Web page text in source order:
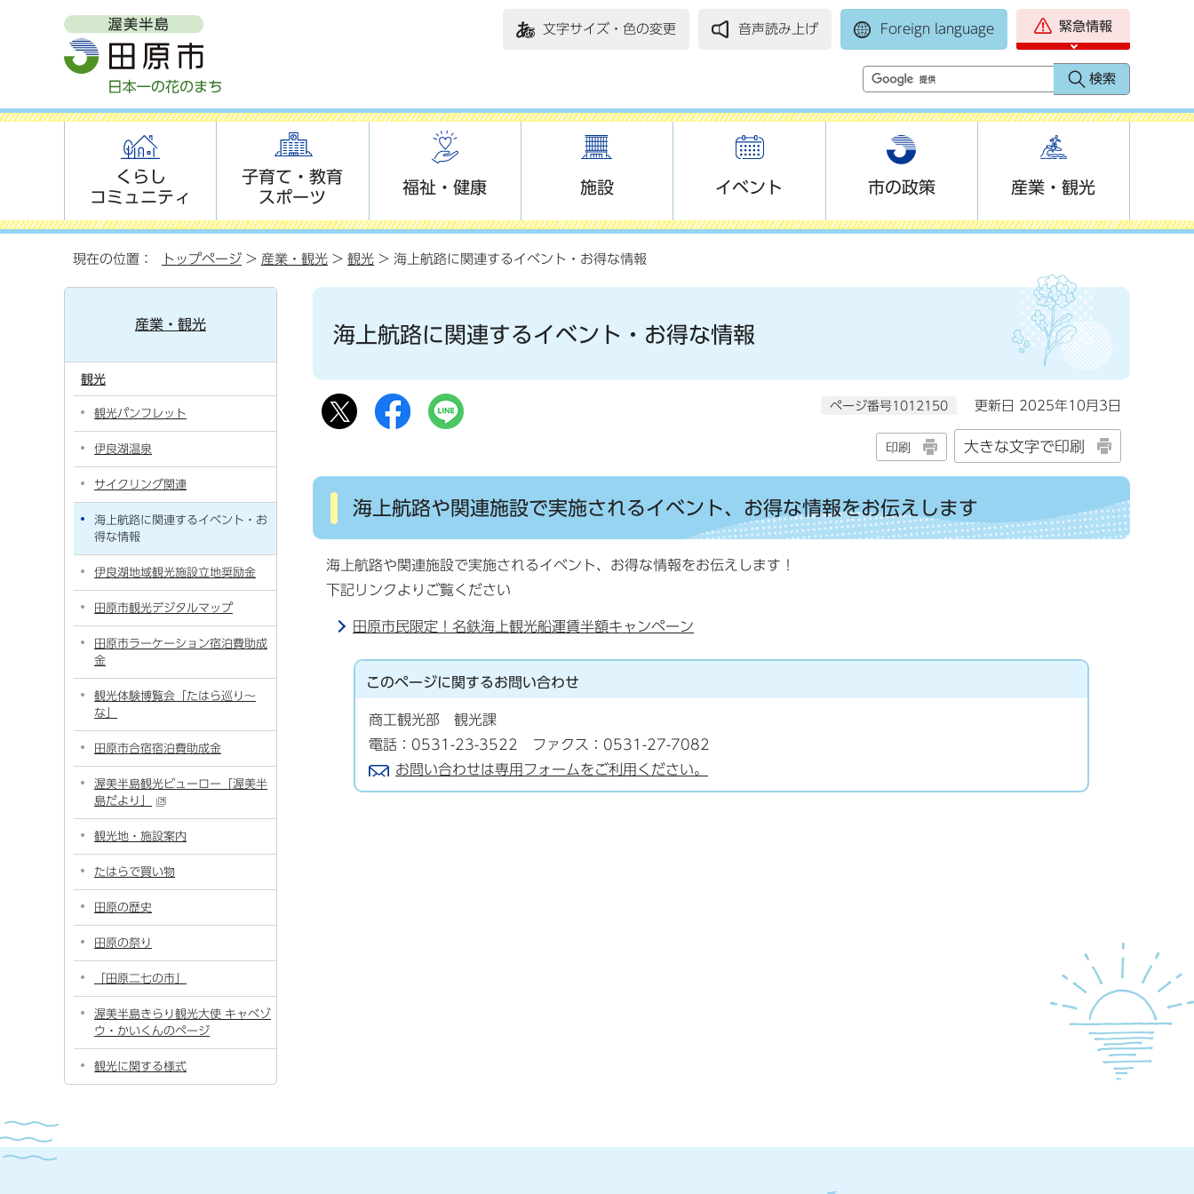
文字サイズ・色の変更 音声読み上げ Foreign language 緊急情報
くらし
コミュニティ
子育て・教育
スポーツ
福祉・健康 施設 イベント 市の政策 産業・観光
現在の位置： トップページ > 産業・観光 > 観光 > 海上航路に関連するイベント・お得な情報
海上航路に関連するイベント・お得な情報
ページ番号1012150 更新日 2025年10月3日
印刷 大きな文字で印刷
海上航路や関連施設で実施されるイベント、お得な情報をお伝えします
海上航路や関連施設で実施されるイベント、お得な情報をお伝えします！
下記リンクよりご覧ください
田原市民限定！名鉄海上観光船運賃半額キャンペーン
このページに関するお問い合わせ
商工観光部 観光課
電話：0531-23-3522 ファクス：0531-27-7082
お問い合わせは専用フォームをご利用ください。
産業・観光
観光
観光パンフレット
伊良湖温泉
サイクリング関連
海上航路に関連するイベント・お
得な情報
伊良湖地域観光施設立地奨励金
田原市観光デジタルマップ
田原市ラーケーション宿泊費助成
金
観光体験博覧会「たはら巡り～
な」
田原市合宿宿泊費助成金
渥美半島観光ビューロー「渥美半
島だより」
観光地・施設案内
たはらで買い物
田原の歴史
田原の祭り
「田原二七の市」
渥美半島きらり観光大使 キャベゾ
ウ・かいくんのページ
観光に関する様式